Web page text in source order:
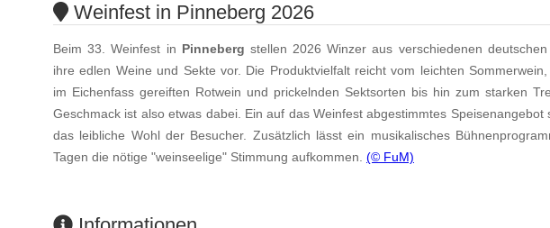
Weinfest in Pinneberg 2026
Beim 33. Weinfest in Pinneberg stellen 2026 Winzer aus verschiedenen deutschen
ihre edlen Weine und Sekte vor. Die Produktvielfalt reicht vom leichten
im Eichenfass gereiften Rotwein und prickelnden Sektsorten bis hin zum starken
Geschmack ist also etwas dabei. Ein auf das Weinfest abgestimmtes Speisenangebot
das leibliche Wohl der Besucher. Zusätzlich lässt ein musikalisches
Tagen die nötige "weinseelige" Stimmung aufkommen. (© FuM)